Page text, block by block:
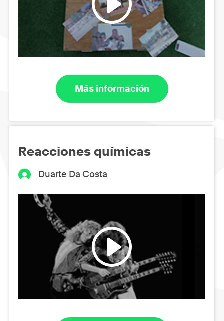
Más información
Reacciones químicas
Duarte Da Costa